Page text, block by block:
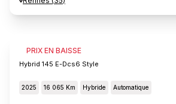
PRIX EN BAISSE
PEUGEOT 2008
Hybrid 145 E-Dcs6 Style
2025 16 065 Km Hybride Automatique